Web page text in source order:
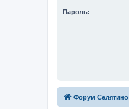
Пароль:
Форум Селятино